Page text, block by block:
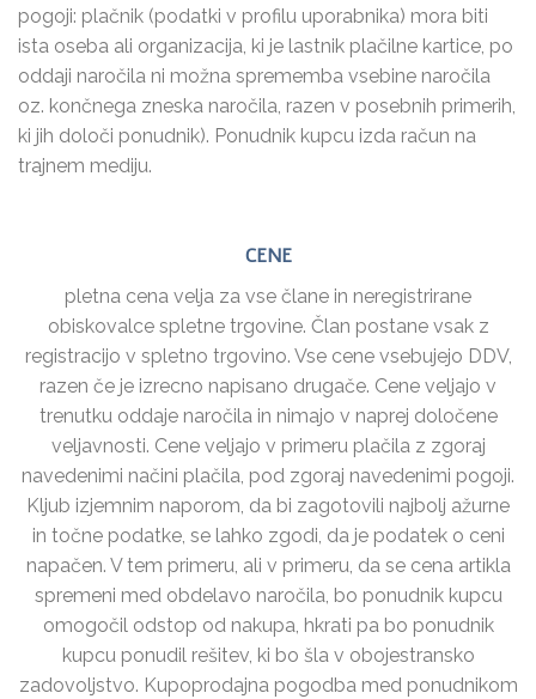
pogoji: plačnik (podatki v profilu uporabnika) mora biti
ista oseba ali organizacija, ki je lastnik plačilne kartice, po
oddaji naročila ni možna sprememba vsebine naročila
oz. končnega zneska naročila, razen v posebnih primerih,
ki jih določi ponudnik). Ponudnik kupcu izda račun na
trajnem mediju.
CENE
pletna cena velja za vse člane in neregistrirane
obiskovalce spletne trgovine. Član postane vsak z
registracijo v spletno trgovino. Vse cene vsebujejo DDV,
razen če je izrecno napisano drugače. Cene veljajo v
trenutku oddaje naročila in nimajo v naprej določene
veljavnosti. Cene veljajo v primeru plačila z zgoraj
navedenimi načini plačila, pod zgoraj navedenimi pogoji.
Kljub izjemnim naporom, da bi zagotovili najbolj ažurne
in točne podatke, se lahko zgodi, da je podatek o ceni
napačen. V tem primeru, ali v primeru, da se cena artikla
spremeni med obdelavo naročila, bo ponudnik kupcu
omogočil odstop od nakupa, hkrati pa bo ponudnik
kupcu ponudil rešitev, ki bo šla v obojestransko
zadovoljstvo. Kupoprodajna pogodba med ponudnikom